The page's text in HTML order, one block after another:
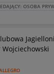
OSOBA